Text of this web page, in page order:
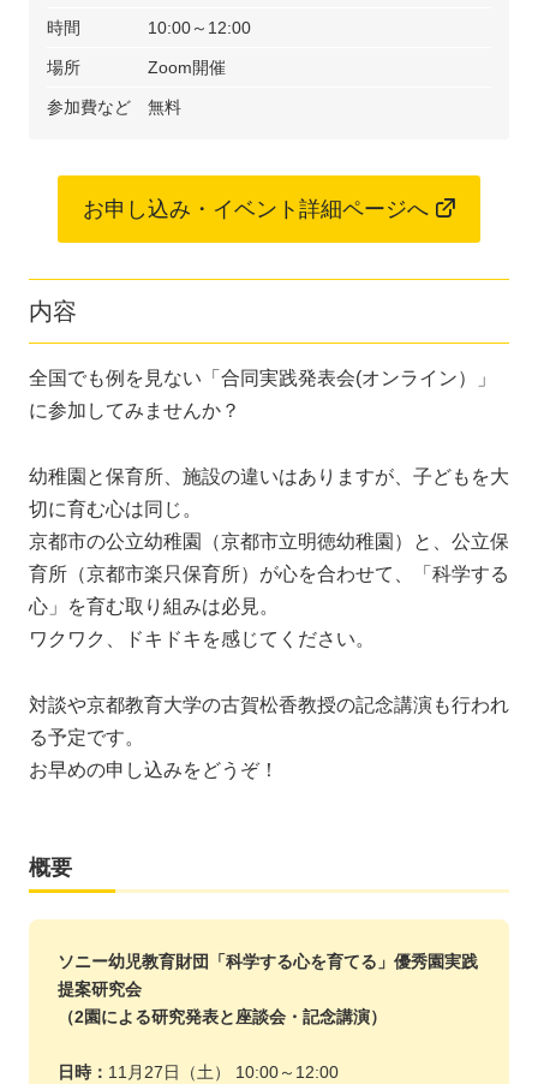
時間 10:00～12:00
場所 Zoom開催
参加費など 無料
お申し込み・イベント詳細ページへ
内容
全国でも例を見ない「合同実践発表会(オンライン）」
に参加してみませんか？
幼稚園と保育所、施設の違いはありますが、子どもを大
切に育む心は同じ。
京都市の公立幼稚園（京都市立明徳幼稚園）と、公立保
育所（京都市楽只保育所）が心を合わせて、「科学する
心」を育む取り組みは必見。
ワクワク、ドキドキを感じてください。
対談や京都教育大学の古賀松香教授の記念講演も行われ
る予定です。
お早めの申し込みをどうぞ！
概要
ソニー幼児教育財団「科学する心を育てる」優秀園実践
提案研究会
（2園による研究発表と座談会・記念講演）
日時： 11月27日（土） 10:00～12:00